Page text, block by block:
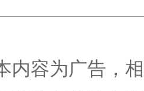
容为广告，相